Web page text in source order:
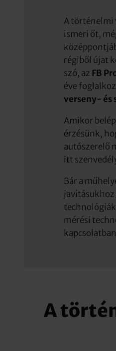
A történelmi
ismeri őt,
régiből újat
szó, az FB
éve
verseny- és
Amikor
érzésünk,
autószerelő
itt
Bár a
mérési
A